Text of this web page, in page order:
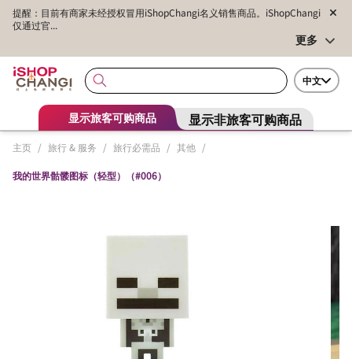
提醒：目前有商家未经授权冒用iShopChangi名义销售商品。iShopChangi
仅通过官...
更多
中文
显示旅客可购商品 显示非旅客可购商品
主页 / 旅行 & 服务 / 旅行必需品 / 其他 /
我的世界骷髅图标（轻型）（#006）